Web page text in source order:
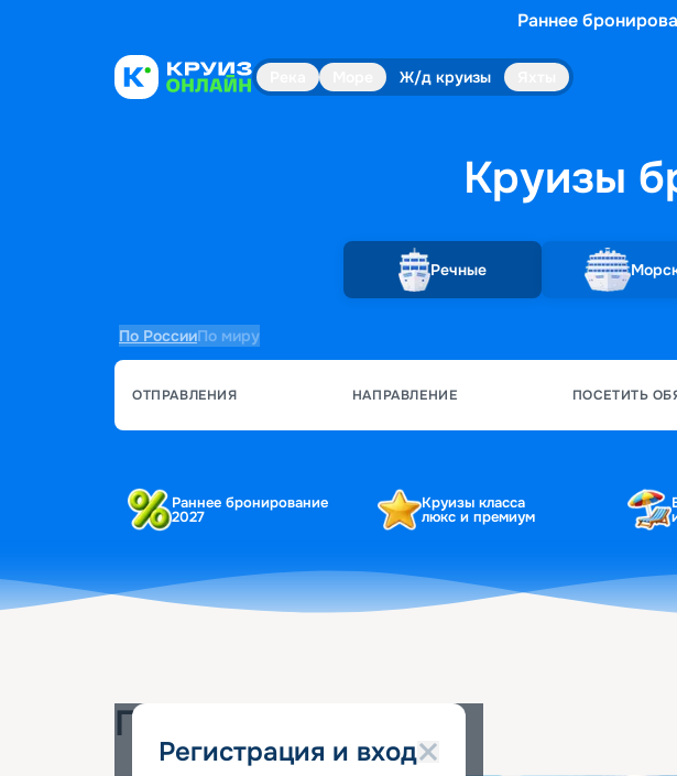
Раннее
Ж/д круизы
Круизы
Речные
По РоссииПо миру
ОТПРАВЛЕНИЯ НАПРАВЛЕНИЕ ПОСЕТИТЬ
Раннее бронирование
2027
Круизы класса
люкс и премиум
Регистрация и вход
Популярные круизы